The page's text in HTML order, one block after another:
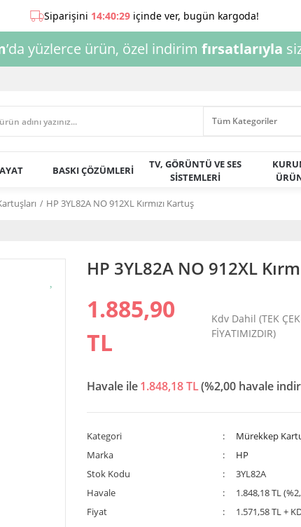
’da yüzlerce ürün, özel indirim fırsatlarıyla
BASKI ÇÖZÜMLERİ
TV, GÖRÜNTÜ VE SES
SİSTEMLERİ
HP 3YL82A NO 912XL Kırmızı Kartuş
HP 3YL82A NO 912XL
1.885,90
TL
Kdv Dahil (TEK
FİYATIMIZDIR)
Havale ile1.848,18 TL(%2,00 havale
Kategori
Mürekkep
Marka
HP
Stok Kodu
3YL82A
Havale
1.848,18 TL
Fiyat
1.571,58 TL +